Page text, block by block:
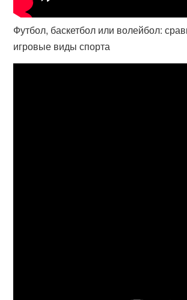
Футбол, баскетбол или волейбол:
игровые виды спорта